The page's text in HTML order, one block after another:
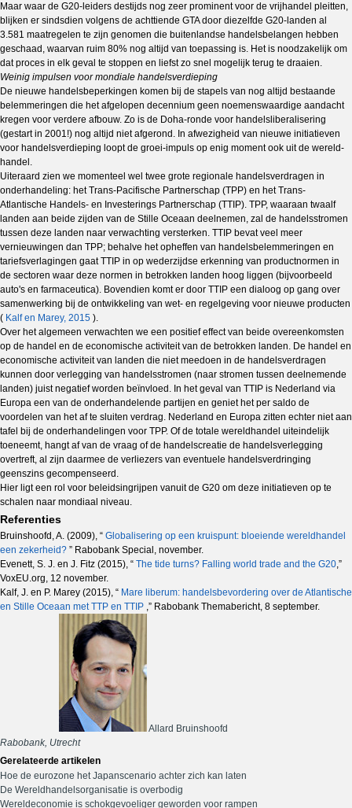
Maar waar de G20-leiders destijds nog zeer prominent voor de vrijhandel pleitten,
blijken er sindsdien volgens de achttiende GTA door diezelfde G20-landen al
3.581 maatregelen te zijn ge­no­men die buitenlandse handelsbelangen hebben
geschaad, waarvan ruim 80% nog altijd van toepassing is. Het is noodzakelijk om
dat proces in elk geval te stoppen en liefst zo snel mogelijk terug te draaien.
Weinig impulsen voor mondiale handelsverdieping
De nieuwe handelsbeperkingen komen bij de stapels van nog altijd bestaande
belemmeringen die het afgelopen decennium geen noemenswaardige aandacht
kregen voor verdere afbouw. Zo is de Doha-ronde voor handelsliberalisering
(gestart in 2001!) nog altijd niet afgerond. In afwezigheid van nieuwe initiatieven
voor handelsverdieping loopt de groei-impuls op enig moment ook uit de wereld­
handel.
Uiteraard zien we momenteel wel twee grote regionale handelsverdragen in
onderhandeling: het Trans-Pacifische Partnerschap (TPP) en het Trans-
Atlantische Handels- en Investerings ­Partner­schap (TTIP). TPP, waaraan twaalf
landen aan beide zijden van de Stille Oceaan deelnemen, zal de handelsstromen
tussen deze landen naar verwachting versterken. TTIP bevat veel meer
vernieuwingen dan TPP; behalve het opheffen van handelsbelemmeringen en
tariefsverlagingen gaat TTIP in op we­derzijdse erkenning van productnormen in
de sectoren waar deze normen in betrokken landen hoog lig­gen (bijvoorbeeld
auto's en farmaceutica). Bovendien komt er door TTIP een dialoog op gang over
samenwerking bij de ontwikkeling van wet- en regelgeving voor nieuwe producten
( Kalf en Marey, 2015 ).
Over het algemeen verwachten we een positief effect van beide overeenkomsten
op de han­del en de economische activiteit van de betrokken landen. De handel en
economische activiteit van landen die niet meedoen in de handelsverdragen
kunnen door verlegging van handelsstromen (naar stromen tussen deelnemende
landen) juist negatief worden beïnvloed. In het geval van TTIP is Nederland via
Europa een van de onderhandelende partijen en geniet het per saldo de
voordelen van het af te slui­ten verdrag. Nederland en Europa zitten echter niet aan
tafel bij de onderhandelingen voor TPP. Of de to­tale wereldhandel uiteindelijk
toeneemt, hangt af van de vraag of de handelscreatie de handels­ver­leg­ging
overtreft, al zijn daarmee de verliezers van eventuele handelsverdringing
geenszins gecom­penseerd.
Hier ligt een rol voor beleidsingrijpen vanuit de G20 om deze initiatieven op te
schalen naar mondiaal niveau.
Referenties
Bruinshoofd, A. (2009), “ Globalisering op een kruispunt: bloeiende wereldhandel
een zekerheid? ” Rabobank Special, november.
Evenett, S. J. en J. Fitz (2015), “ The tide turns? Falling world trade and the G20,”
VoxEU.org, 12 november.
Kalf, J. en P. Marey (2015), “ Mare liberum: handelsbevordering over de Atlantische
en Stille Oceaan met TTP en TTIP ,” Rabobank Themabericht, 8 september.
Allard Bruinshoofd
Rabobank, Utrecht
Gerelateerde artikelen
Hoe de eurozone het Japanscenario achter zich kan laten
De Wereldhandelsorganisatie is overbodig
Wereldeconomie is schokgevoeliger geworden voor rampen